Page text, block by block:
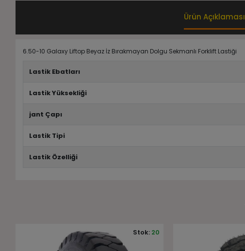
Ürün Açıklaması
6.50-10 Galaxy Liftop Beyaz İz Bırakmayan Dolgu Sekmanlı Forklift Lastiği
Lastik Ebatları
Lastik Yüksekliği
jant Çapı
Lastik Tipi
Lastik Özelliği
Stok:10